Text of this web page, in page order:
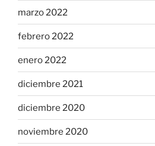
marzo 2022
febrero 2022
enero 2022
diciembre 2021
diciembre 2020
noviembre 2020